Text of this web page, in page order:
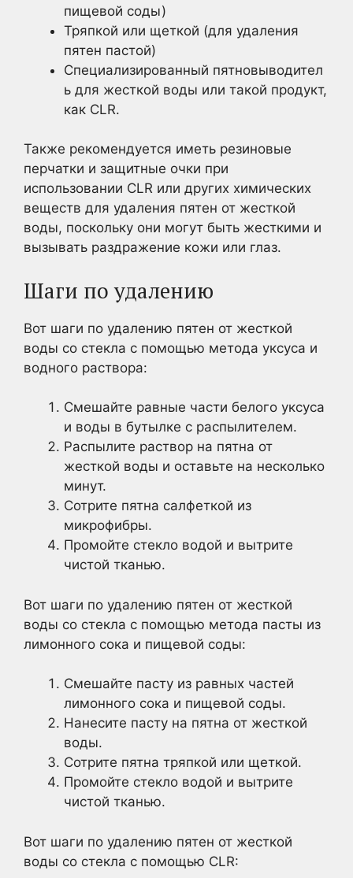
пищевой соды)
Тряпкой или щеткой (для удаления
пятен пастой)
Специализированный пятновыводител
ь для жесткой воды или такой продукт,
как CLR.
Также рекомендуется иметь резиновые
перчатки и защитные очки при
использовании CLR или других химических
веществ для удаления пятен от жесткой
воды, поскольку они могут быть жесткими и
вызывать раздражение кожи или глаз.
Шаги по удалению
Вот шаги по удалению пятен от жесткой
воды со стекла с помощью метода уксуса и
водного раствора:
Смешайте равные части белого уксуса
и воды в бутылке с распылителем.
Распылите раствор на пятна от
жесткой воды и оставьте на несколько
минут.
Сотрите пятна салфеткой из
микрофибры.
Промойте стекло водой и вытрите
чистой тканью.
Вот шаги по удалению пятен от жесткой
воды со стекла с помощью метода пасты из
лимонного сока и пищевой соды:
Смешайте пасту из равных частей
лимонного сока и пищевой соды.
Нанесите пасту на пятна от жесткой
воды.
Сотрите пятна тряпкой или щеткой.
Промойте стекло водой и вытрите
чистой тканью.
Вот шаги по удалению пятен от жесткой
воды со стекла с помощью CLR: